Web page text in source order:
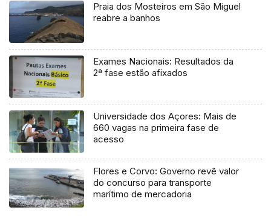
Praia dos Mosteiros em São Miguel
reabre a banhos
Exames Nacionais: Resultados da
2ª fase estão afixados
Universidade dos Açores: Mais de
660 vagas na primeira fase de
acesso
Flores e Corvo: Governo revê valor
do concurso para transporte
marítimo de mercadoria